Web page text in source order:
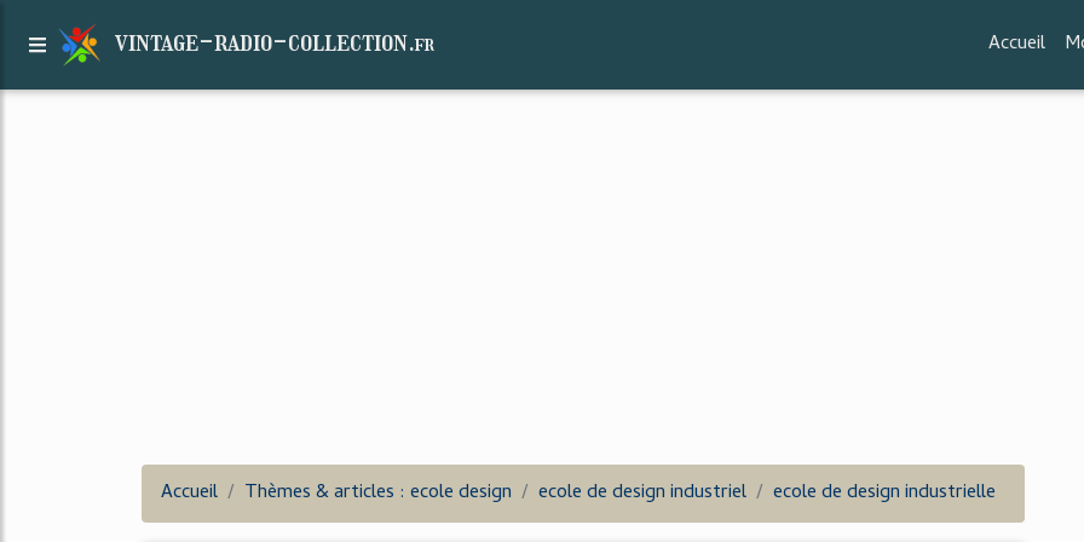
vintage-radio-collection.fr Accueil
Accueil Thèmes & articles : ecole design ecole de design industriel ecole de design industrielle